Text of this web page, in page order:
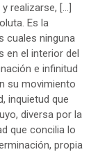
realizarse, […]
Es la
cuales ninguna
en el interior del
e infinitud
su movimiento
inquietud que
diversa por la
que concilia lo
propia